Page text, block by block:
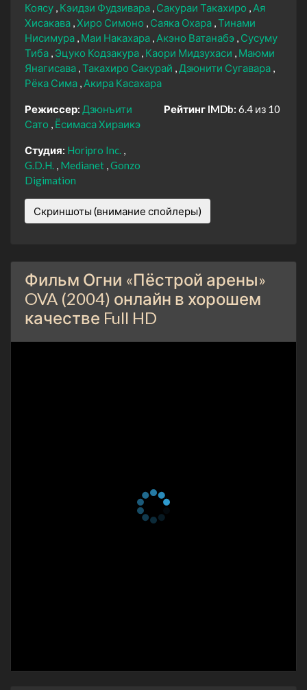
Коясу Кэидзи Фудзивара Сакураи Такахиро
Ая
Хисакава Хиро Симоно Саяка Охара Тинами
Нисимура Маи Накахара Акэно Ватанабэ Сусуму
Тиба Эцуко Кодзакура Каори Мидзухаси
Маюми
Янагисава Такахиро Сакурай
Дзюнити Сугавара
Рёка Сима Акира Касахара
Режиссер: Дзюнъити
Сато
Ёсимаса Хираикэ
Студия: Horipro Inc.
G.D.H. Medianet Gonzo
Digimation
Рейтинг IMDb: 6.4 из 10
Скриншоты (внимание спойлеры)
Фильм Огни «Пёстрой арены»
OVA (2004) онлайн в хорошем
качестве Full HD